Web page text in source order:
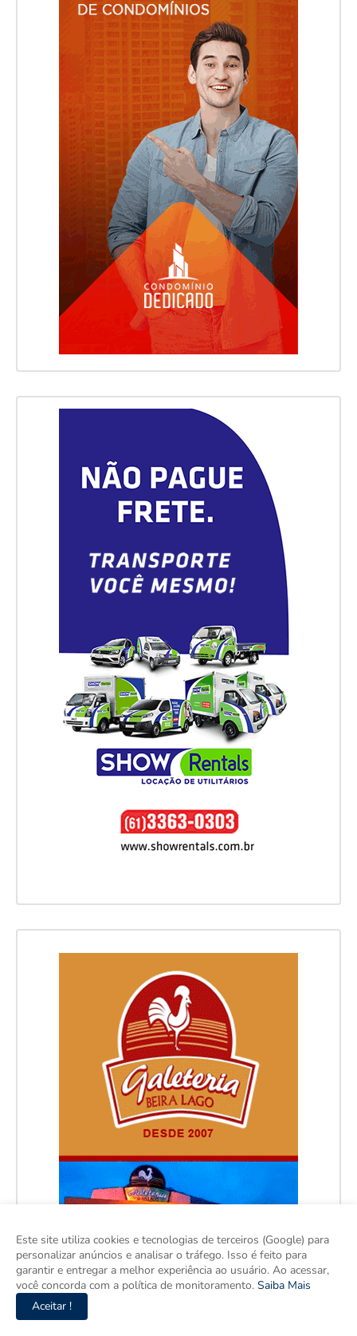
Este site utiliza cookies e tecnologias de terceiros (Google) para
personalizar anúncios e analisar o tráfego. Isso é feito para
garantir e entregar a melhor experiência ao usuário. Ao acessar,
você concorda com a política de monitoramento. Saiba Mais
Aceitar !